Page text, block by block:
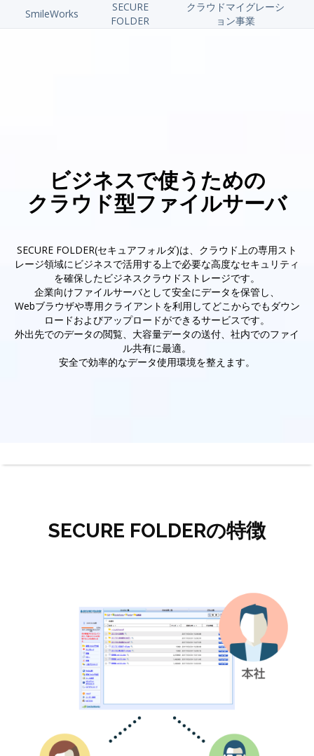
SmileWorks
SECURE
FOLDER
クラウドマイグレーシ
ョン事業
ビジネスで使うための
クラウド型ファイルサーバ
SECURE FOLDER(セキュアフォルダ)は、クラウド上の専用スト
レージ領域にビジネスで活用する上で必要な高度なセキュリティ
を確保したビジネスクラウドストレージです。
企業向けファイルサーバとして安全にデータを保管し、
Webブラウザや専用クライアントを利用してどこからでもダウン
ロードおよびアップロードができるサービスです。
外出先でのデータの閲覧、大容量データの送付、社内でのファイ
ル共有に最適。
安全で効率的なデータ使用環境を整えます。
SECURE FOLDERの特徴